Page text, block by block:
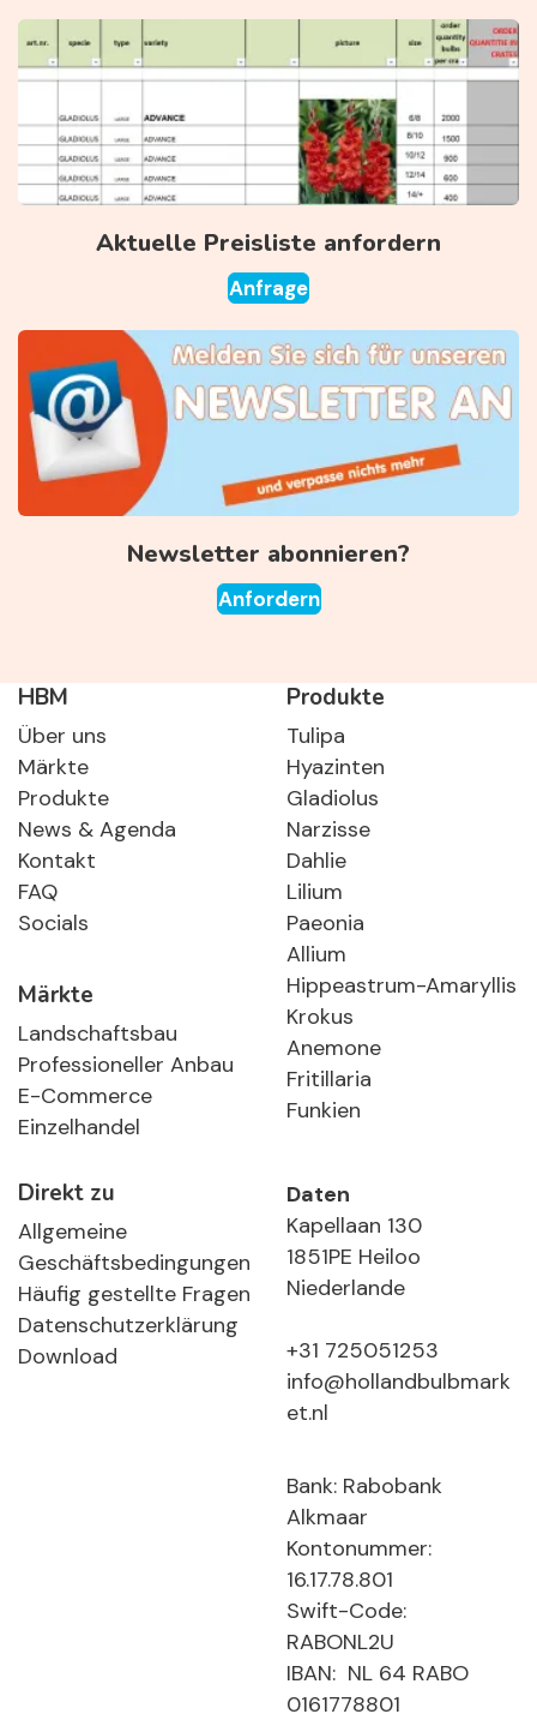
Aktuelle Preisliste anfordern
Anfrage
Newsletter abonnieren?
Anfordern
HBM
Über uns
Märkte
Produkte
News & Agenda
Kontakt
FAQ
Socials
Märkte
Landschaftsbau
Professioneller Anbau
E-Commerce
Einzelhandel
Produkte
Tulipa
Hyazinten
Gladiolus
Narzisse
Dahlie
Lilium
Paeonia
Allium
Hippeastrum-Amaryllis
Krokus
Anemone
Fritillaria
Funkien
Direkt zu
Allgemeine
Geschäftsbedingungen
Häufig gestellte Fragen
Datenschutzerklärung
Download
Daten
Kapellaan 130
1851PE Heiloo
Niederlande
+31 725051253
info@hollandbulbmark
et.nl
Bank: Rabobank
Alkmaar
Kontonummer:
16.17.78.801
Swift-Code:
RABONL2U
IBAN: NL 64 RABO
0161778801